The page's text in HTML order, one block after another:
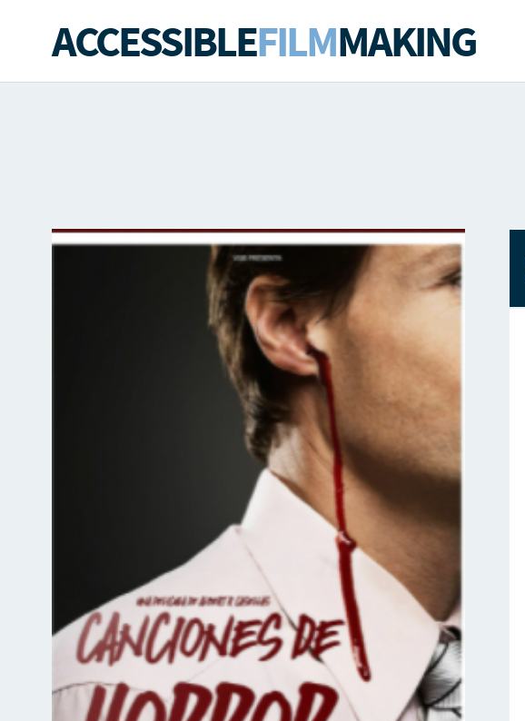
ACCESSIBLEFILMMAKING